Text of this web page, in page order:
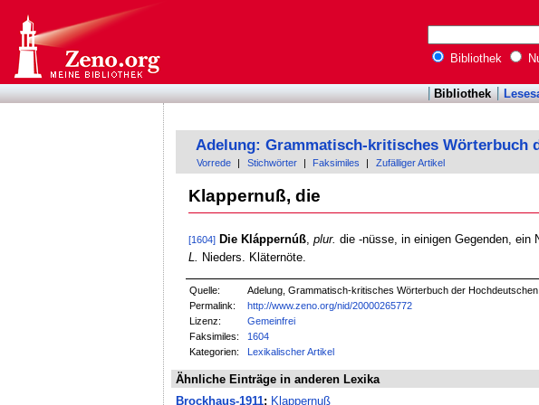
Bibliothek
Bibliothek
Adelung: Grammatisch-kritisches Wörterbuch
Vorrede Stichwörter Faksimiles Zufälliger Artikel
Klappernuß, die
[1604] Die Kláppernúß, plur. die -nüsse, in einigen Gegenden, ein
L.
Nieders. Kläternöte.
Quelle:
Adelung, Grammatisch-kritisches Wörterbuch der
Permalink:
http://www.zeno.org/nid/20000265772
Lizenz:
Gemeinfrei
Faksimiles:
1604
Kategorien:
Lexikalischer Artikel
Ähnliche Einträge in anderen Lexika
Brockhaus-1911: Klappernuß